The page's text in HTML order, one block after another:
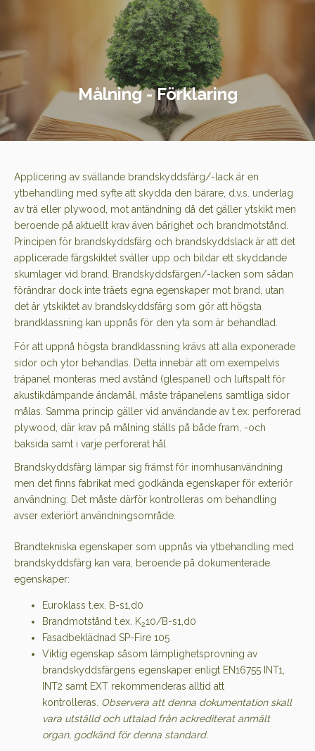
Målning - Förklaring
Applicering av svällande brandskyddsfärg/-lack är en
ytbehandling med syfte att skydda den bärare, d.v.s. underlag
av trä eller plywood, mot antändning då det gäller ytskikt men
beroende på aktuellt krav även bärighet och brandmotstånd.
Principen för brandskyddsfärg och brandskyddslack är att det
applicerade färgskiktet sväller upp och bildar ett skyddande
skumlager vid brand. Brandskyddsfärgen/-lacken som sådan
förändrar dock inte träets egna egenskaper mot brand, utan
det är ytskiktet av brandskyddsfärg som gör att högsta
brandklassning kan uppnås för den yta som är behandlad.
För att uppnå högsta brandklassning krävs att alla exponerade
sidor och ytor behandlas. Detta innebär att om exempelvis
träpanel monteras med avstånd (glespanel) och luftspalt för
akustikdämpande ändamål, måste träpanelens samtliga sidor
målas. Samma princip gäller vid användande av t.ex. perforerad
plywood, där krav på målning ställs på både fram, -och
baksida samt i varje perforerat hål.
Brandskyddsfärg lämpar sig främst för inomhusanvändning
men det finns fabrikat med godkända egenskaper för exteriör
användning. Det måste därför kontrolleras om behandling
avser exteriört användningsområde.
Brandtekniska egenskaper som uppnås via ytbehandling med
brandskyddsfärg kan vara, beroende på dokumenterade
egenskaper:
Euroklass t.ex. B-s1,d0
Brandmotstånd t.ex. K210/B-s1,d0
Fasadbeklädnad SP-Fire 105
Viktig egenskap såsom lämplighetsprovning av
brandskyddsfärgens egenskaper enligt EN16755 INT1,
INT2 samt EXT rekommenderas alltid att
kontrolleras. Observera att denna dokumentation skall
vara utställd och uttalad från ackrediterat anmält
organ, godkänd för denna standard.